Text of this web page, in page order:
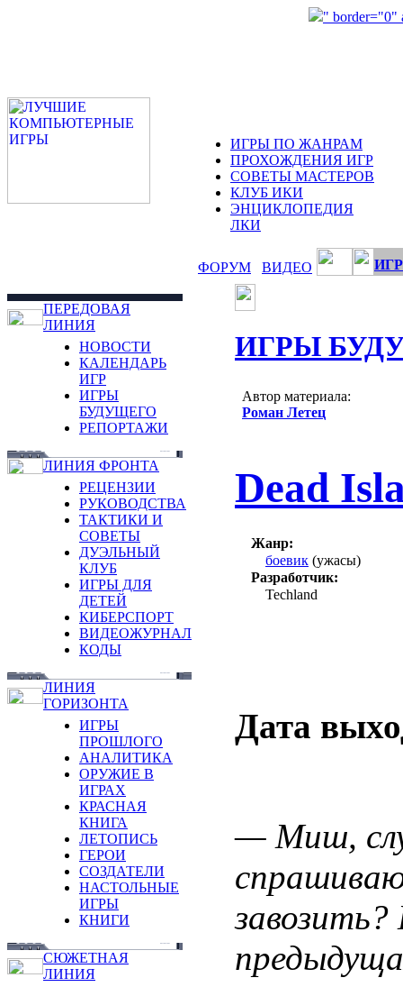
" border="0"
ИГРЫ ПО ЖАНРАМ
ПРОХОЖДЕНИЯ ИГР
СОВЕТЫ МАСТЕРОВ
КЛУБ ИКИ
ЭНЦИКЛОПЕДИЯ
ЛКИ
ФОРУМ ВИДЕО
ПЕРЕДОВАЯ
ЛИНИЯ
НОВОСТИ
КАЛЕНДАРЬ
ИГР
ИГРЫ
БУДУЩЕГО
РЕПОРТАЖИ
ЛИНИЯ ФРОНТА
РЕЦЕНЗИИ
РУКОВОДСТВА
ТАКТИКИ И
СОВЕТЫ
ДУЭЛЬНЫЙ
КЛУБ
ИГРЫ ДЛЯ
ДЕТЕЙ
КИБЕРСПОРТ
ВИДЕОЖУРНАЛ
КОДЫ
ЛИНИЯ
ГОРИЗОНТА
ИГРЫ
ПРОШЛОГО
АНАЛИТИКА
ОРУЖИЕ В
ИГРАХ
КРАСНАЯ
КНИГА
ЛЕТОПИСЬ
ГЕРОИ
СОЗДАТЕЛИ
НАСТОЛЬНЫЕ
ИГРЫ
КНИГИ
СЮЖЕТНАЯ
ЛИНИЯ
ИГРЫ
Автор материала:
Роман Летец
Dead
Жанр:
боевик (ужасы)
Разработчик:
Techland
Дата
— Миш,